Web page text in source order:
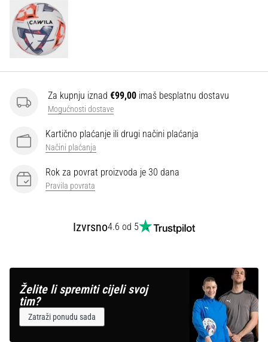
Prikaži
sve
članke
Za kupnju iznad €99,00 imaš besplatnu dostavu
Mogućnosti dostave
Kartično plaćanje ili drugi načini plaćanja
Načini plaćanja
Rok za povrat proizvoda je 30 dana
Pravila povrata
Izvrsno4.6 od 5
Želite li spremiti cijeli svoj
tim?
Zatraži ponudu sada